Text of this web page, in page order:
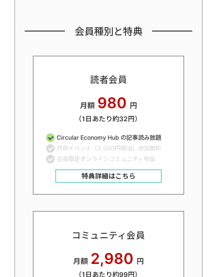
会員種別と特典
読者会員
月額 980 円
（1日あたり約32円）
Circular Economy Hub の記事読み放題
月例イベント（2,000円相当）参加無料
会員限定オンラインコミュニティ参加
特典詳細はこちら
コミュニティ会員
月額 2,980 円
（1日あたり約99円）